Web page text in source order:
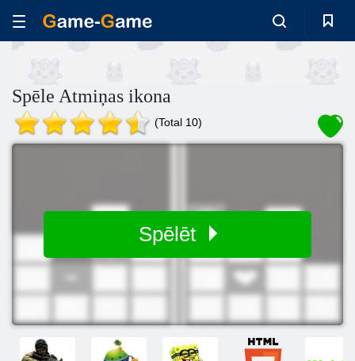
Spēle Atmiņas ikona
(Total 10)
Spēlēt